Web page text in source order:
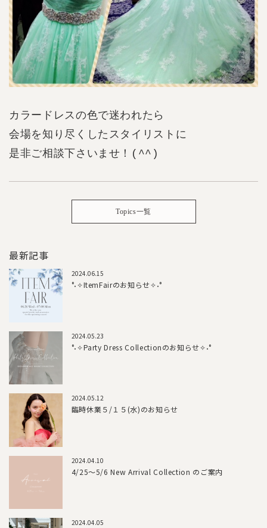
カラードレスの色で迷われたら
会場を知り尽くしたスタイリストに
是非ご相談下さいませ！(^^)
Topics一覧
最新記事
2024.06.15
°˖✧ItemFairのお知らせ✧˖°
2024.05.23
°˖✧Party Dress Collectionのお知らせ✧˖°
2024.05.12
臨時休業５/１５(水)のお知らせ
2024.04.10
4/25～5/6 New Arrival Collection のご案内
2024.04.05